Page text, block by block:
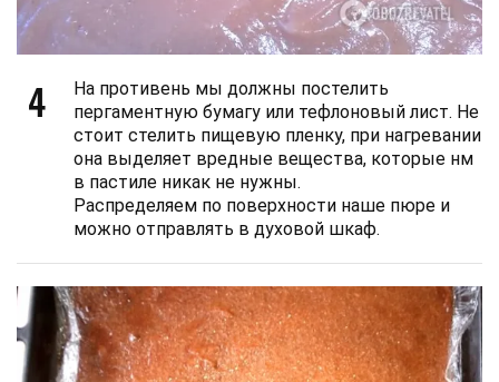
4
На противень мы должны постелить
пергаментную бумагу или тефлоновый лист. Не
стоит стелить пищевую пленку, при нагревании
она выделяет вредные вещества, которые нм
в пастиле никак не нужны.
Распределяем по поверхности наше пюре и
можно отправлять в духовой шкаф.